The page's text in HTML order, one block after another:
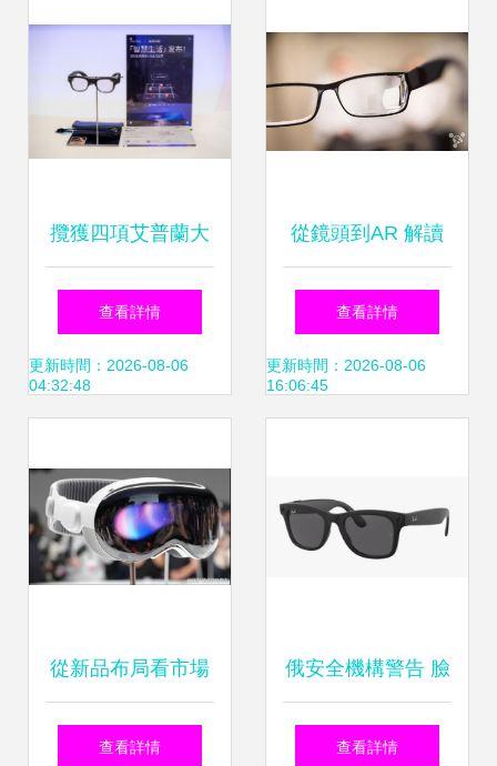
鏡游戲規則 市場
攬獲四項艾普蘭大
獎！TCL實業攜創
新科技登場AWE
焦點
查看詳情
更新時間：2026-08-06
04:32:48
從鏡頭到AR 解讀
蔡司為何跨界智能
制造眼鏡？
查看詳情
更新時間：2026-08-06
16:06:45
從新品布局看市場
新機 智能眼鏡開啟
查看詳情
俄安全機構警告 臉
書新型智能眼鏡或
查看詳情